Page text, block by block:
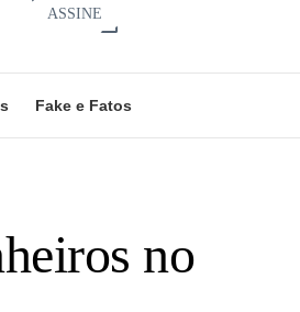
ASSINE
Fake e Fatos
no